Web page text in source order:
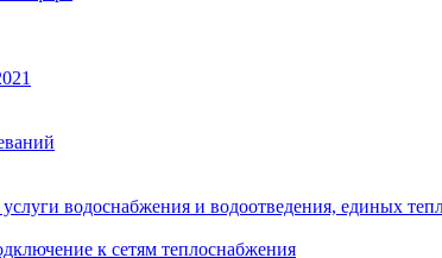
водоснабжения и водоотведения, единых
к сетям теплоснабжения